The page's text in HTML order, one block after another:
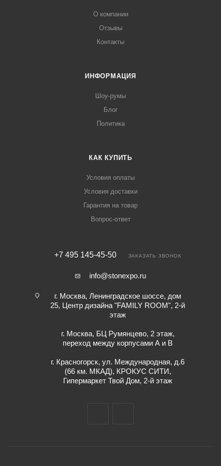
О компании
Отзывы
Контакты
ИНФОРМАЦИЯ
Шоу-румы
Блог
Политика
КАК КУПИТЬ
Условия оплаты
Условия доставки
Гарантия на товар
Вопрос-ответ
+7 495 145-45-50 ЗАКАЗАТЬ ЗВОНОК
info@stonexpo.ru
г. Москва, Ленинградское шоссе, дом
25, Центр дизайна "FAMILY ROOM", 2-й
этаж
г. Москва, БЦ Румянцево, 2 этаж,
переход между корпусами А и В
г. Красногорск, ул. Международная, д.6
(66 км. МКАД), КРОКУС СИТИ,
Гипермаркет Твой Дом, 2-й этаж